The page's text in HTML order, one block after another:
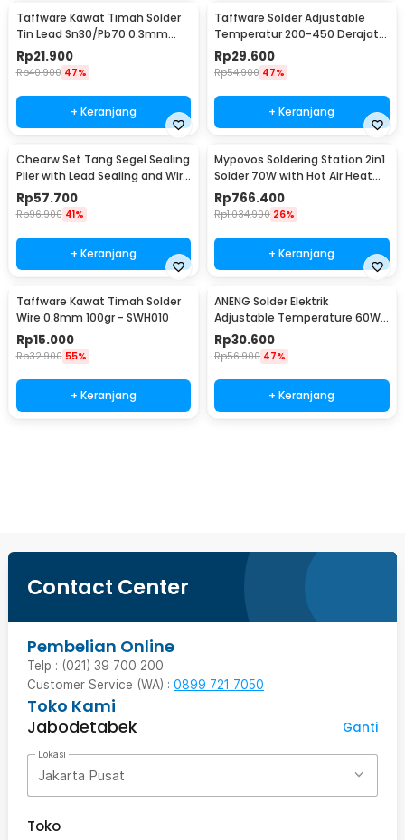
Taffware Kawat Timah Solder
Tin Lead Sn30/Pb70 0.3mm
50g
Rp21.900
Rp40.900 47%
+ Keranjang
Taffware Solder Adjustable
Temperatur 200-450 Derajat
Celcius 220V 60W - CS-31 B
Rp29.600
Rp54.900 47%
+ Keranjang
Chearw Set Tang Segel Sealing
Plier with Lead Sealing and Wire
- CW01
Rp57.700
Rp96.900 41%
+ Keranjang
Mypovos Soldering Station 2in1
Solder 70W with Hot Air Heat
Gun 750W - 8582D
Rp766.400
Rp1.034.900 26%
+ Keranjang
Taffware Kawat Timah Solder
Wire 0.8mm 100gr - SWH010
Rp15.000
Rp32.900 55%
+ Keranjang
ANENG Solder Elektrik
Adjustable Temperature 60W
- SL101
Rp30.600
Rp56.900 47%
+ Keranjang
Contact Center
Pembelian Online
Telp : (021) 39 700 200
Customer Service (WA) : 0899 721 7050
Toko Kami
Jabodetabek
Ganti
Lokasi
Jakarta Pusat
Toko